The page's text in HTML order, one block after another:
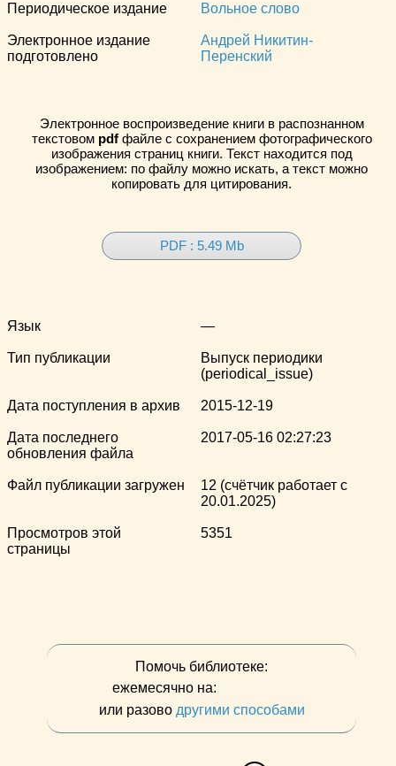
Периодическое издание Вольное слово
Электронное издание
подготовлено
Андрей Никитин-
Перенский
Электронное воспроизведение книги в распознанном
текстовом pdfфайле с сохранением фотографического
изображения страниц книги. Текст находится под
изображением: по файлу можно искать, а текст можно
копировать для цитирования.
PDF : 5.49 Mb
Язык —
Тип публикации
Выпуск периодики
(periodical_issue)
Дата поступления в архив 2015-12-19
Дата последнего
обновления файла
2017-05-16 02:27:23
Файл публикации загружен
12 (счётчик работает с
20.01.2025)
Просмотров этой
страницы
5351
Помочь библиотеке:
ежемесячно на:
или разово другими способами